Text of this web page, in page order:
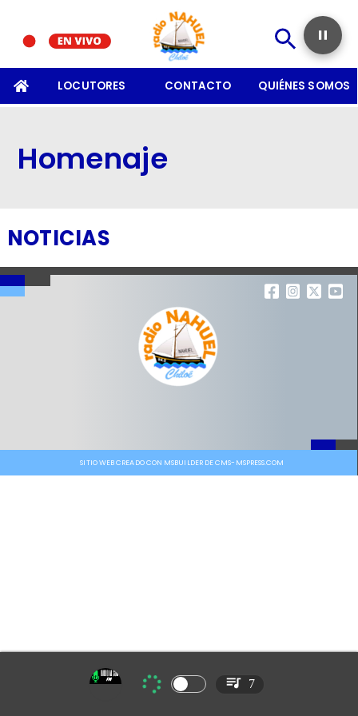
LOCUTORES CONTACTO QUIÉNES SOMOS
Homenaje
NOTICIAS
SITIO WEB CREADO CON MSBUILDER DE CMS-MSPRESS.COM
7